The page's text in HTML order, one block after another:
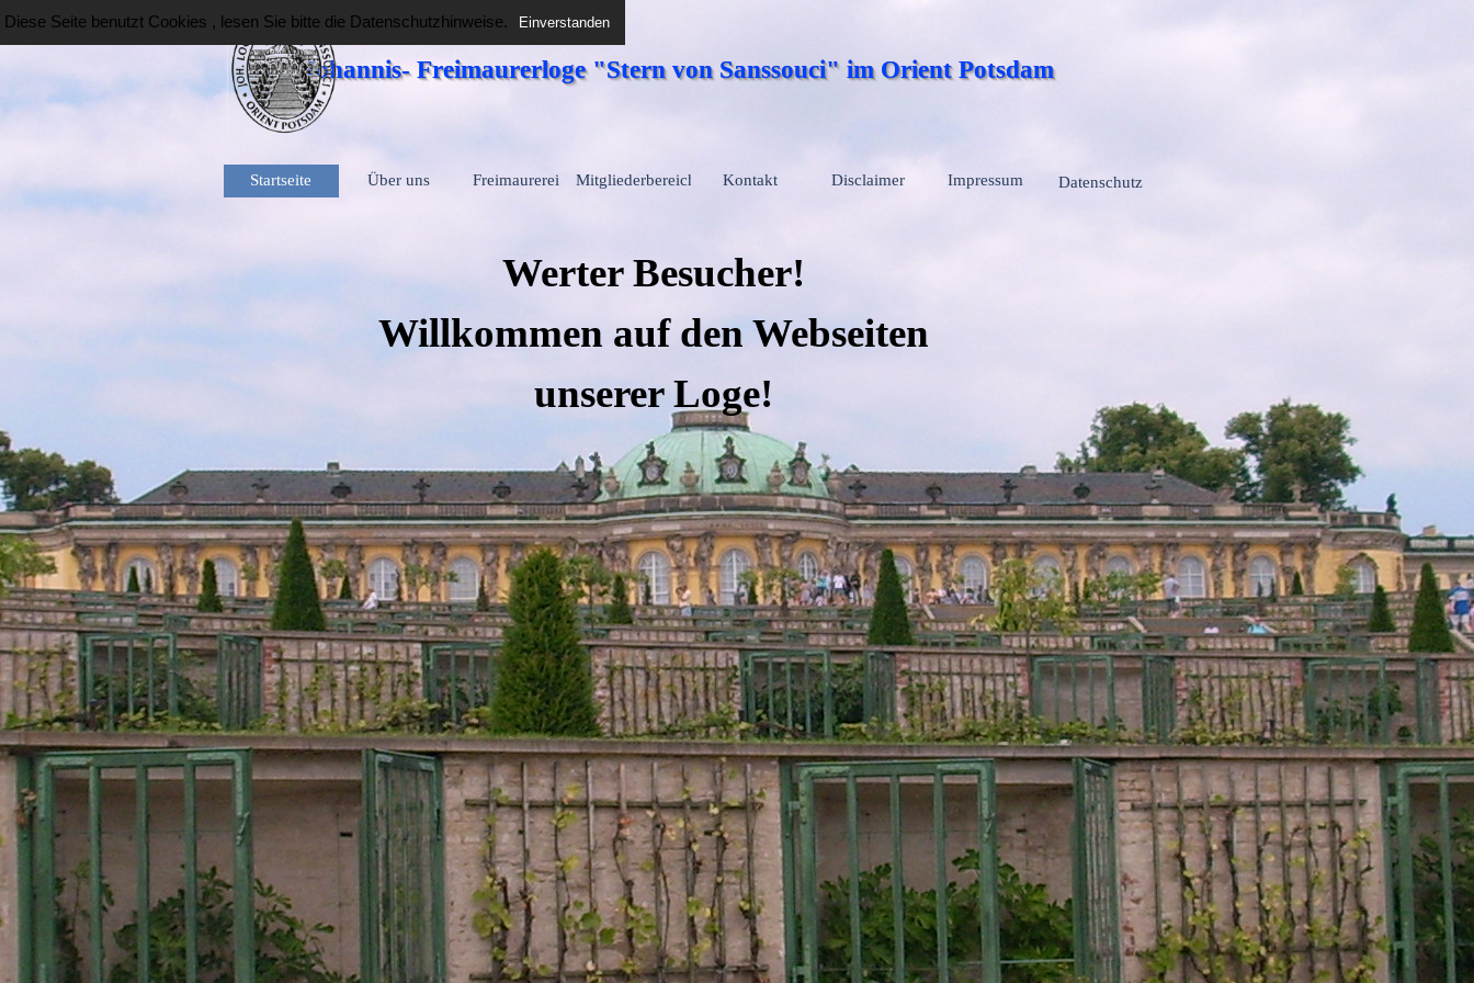
Diese Seite benutzt Cookies , lesen Sie bitte die Datenschutzhinweise. Einverstanden
Johannis- Freimaurerloge "Stern von Sanssouci" im Orient Potsdam
Menü überspringen
Startseite Über uns Freimaurerei Mitgliederbereich Kontakt Disclaimer Impressum Datenschutz
Werter Besucher!
Willkommen auf den Webseiten
unserer Loge!